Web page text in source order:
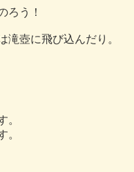
ろう！
滝壺に飛び込んだり。
。
。